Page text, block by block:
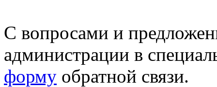
С вопросами и
администрации в
форму обратной связи.